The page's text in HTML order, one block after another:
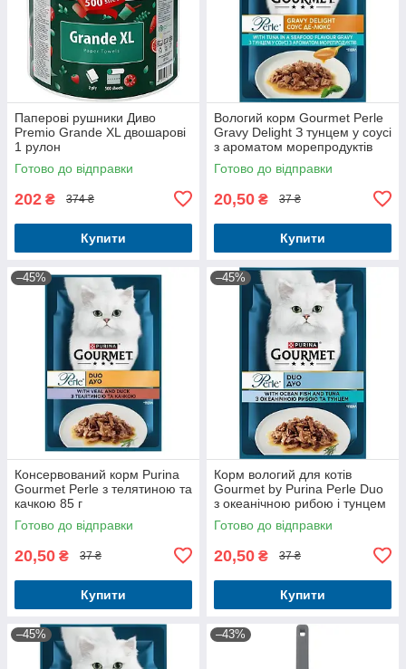
Паперові рушники Диво
Premio Grande XL двошарові
1 рулон
Готово до відправки
202 ₴ 374 ₴
Купити
Вологий корм Gourmet Perle
Gravy Delight З тунцем у соусі
з ароматом морепродуктів
для дорослих котів 85г
Готово до відправки
20,50 ₴ 37 ₴
Купити
–45%
Консервований корм Purina
Gourmet Perle з телятиною та
качкою 85 г
Готово до відправки
20,50 ₴ 37 ₴
Купити
–45%
Корм вологий для котів
Gourmet by Purina Perle Duo
з океанічною рибою і тунцем
85 г
Готово до відправки
20,50 ₴ 37 ₴
Купити
–45% –43%